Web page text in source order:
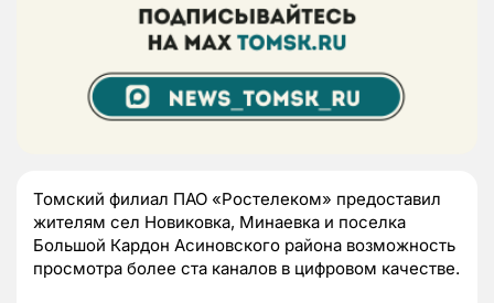
Томский филиал ПАО «Ростелеком» предоставил
жителям сел Новиковка, Минаевка и поселка
Большой Кардон Асиновского района возможность
просмотра более ста каналов в цифровом качестве.